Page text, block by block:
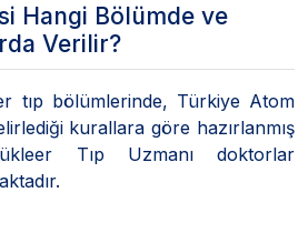
Hangi Bölümde ve
Verilir?
tıp bölümlerinde, Türkiye Atom
kurallara göre hazırlanmış
Tıp Uzmanı doktorlar